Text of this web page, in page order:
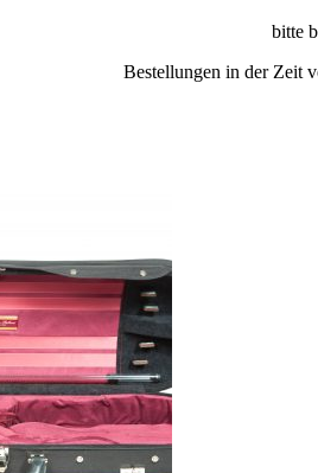
bitte
Bestellungen in der Zeit